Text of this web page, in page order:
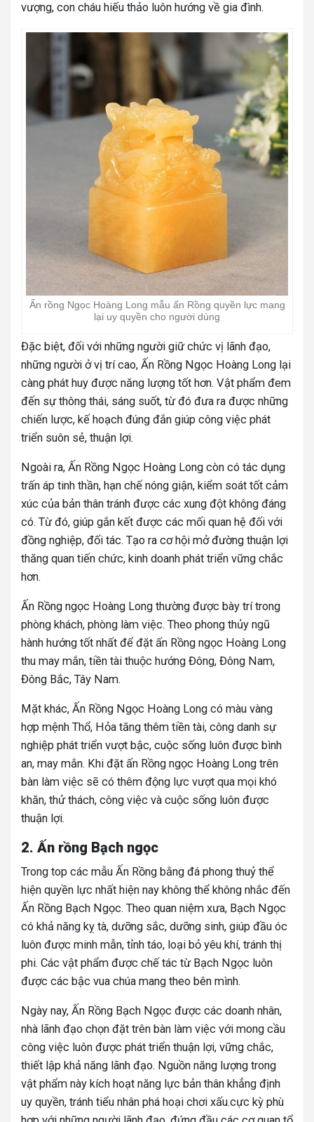
vượng, con cháu hiếu thảo luôn hướng về gia đình.
Ấn rồng Ngọc Hoàng Long mẫu ấn Rồng quyền lực mang
lại uy quyền cho người dùng
Đặc biệt, đối với những người giữ chức vị lãnh đạo,
những người ở vị trí cao, Ấn Rồng Ngọc Hoàng Long lại
càng phát huy được năng lượng tốt hơn. Vật phẩm đem
đến sự thông thái, sáng suốt, từ đó đưa ra được những
chiến lược, kế hoạch đúng đắn giúp công việc phát
triển suôn sẻ, thuận lợi.
Ngoài ra, Ấn Rồng Ngọc Hoàng Long còn có tác dụng
trấn áp tinh thần, hạn chế nóng giận, kiểm soát tốt cảm
xúc của bản thân tránh được các xung đột không đáng
có. Từ đó, giúp gắn kết được các mối quan hệ đối với
đồng nghiệp, đối tác. Tạo ra cơ hội mở đường thuận lợi
thăng quan tiến chức, kinh doanh phát triển vững chắc
hơn.
Ấn Rồng ngọc Hoàng Long thường được bày trí trong
phòng khách, phòng làm việc. Theo phong thủy ngũ
hành hướng tốt nhất để đặt ấn Rồng ngọc Hoàng Long
thu may mắn, tiền tài thuộc hướng Đông, Đông Nam,
Đông Bắc, Tây Nam.
Mặt khác, Ấn Rồng Ngọc Hoàng Long có màu vàng
hợp mệnh Thổ, Hỏa tăng thêm tiền tài, công danh sự
nghiệp phát triển vượt bậc, cuộc sống luôn được bình
an, may mắn. Khi đặt ấn Rồng ngọc Hoàng Long trên
bàn làm việc sẽ có thêm động lực vượt qua mọi khó
khăn, thử thách, công việc và cuộc sống luôn được
thuận lợi.
2. Ấn rồng Bạch ngọc
Trong top các mẫu Ấn Rồng bằng đá phong thuỷ thể
hiện quyền lực nhất hiện nay không thể không nhắc đến
Ấn Rồng Bạch Ngọc. Theo quan niệm xưa, Bạch Ngọc
có khả năng kỵ tà, dưỡng sắc, dưỡng sinh, giúp đầu óc
luôn được minh mẫn, tỉnh táo, loại bỏ yêu khí, tránh thị
phi. Các vật phẩm được chế tác từ Bạch Ngọc luôn
được các bậc vua chúa mang theo bên mình.
Ngày nay, Ấn Rồng Bạch Ngọc được các doanh nhân,
nhà lãnh đạo chọn đặt trên bàn làm việc với mong cầu
công việc luôn được phát triển thuận lợi, vững chắc,
thiết lập khả năng lãnh đạo. Nguồn năng lượng trong
vật phẩm này kích hoạt năng lực bản thân khẳng định
uy quyền, tránh tiểu nhân phá hoại chơi xấu.cực kỳ phù